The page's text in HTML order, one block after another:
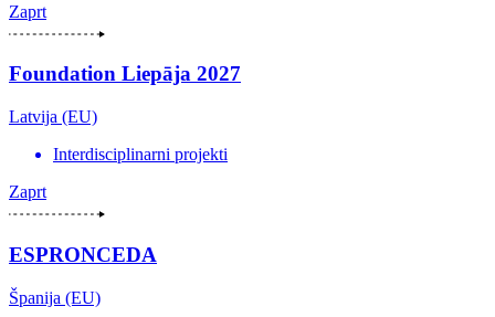
Zaprt
Foundation Liepāja 2027
Latvija (EU)
Interdisciplinarni projekti
Zaprt
ESPRONCEDA
Španija (EU)